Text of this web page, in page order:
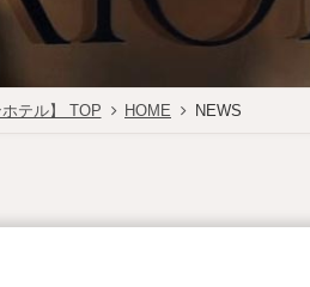
テル】 TOP HOME NEWS